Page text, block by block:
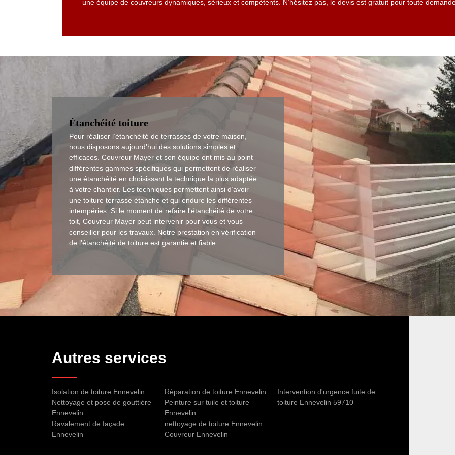
une équipe de couvreurs dynamiques, sérieux et compétents. N’hésitez pas, le devis est gratuit pour toute
Étanchéité toiture
Pour réaliser l’étanchéité de terrasses de votre maison,
nous disposons aujourd’hui des solutions simples et
efficaces. Couvreur Mayer et son équipe ont mis au point
différentes gammes spécifiques qui permettent de réaliser
une étanchéité en choisissant la technique la plus adaptée
à votre chantier. Les techniques permettent ainsi d’avoir
une toiture terrasse étanche et qui endure les différentes
intempéries. Si le moment de refaire l'étanchéité de votre
toit, Couvreur Mayer peut intervenir pour vous et vous
conseiller pour les travaux. Notre prestation en vérification
de l’étanchéité de toiture est garantie et fiable.
Autres services
Isolation de toiture Ennevelin
Nettoyage et pose de gouttière
Ennevelin
Ravalement de façade
Ennevelin
Réparation de toiture Ennevelin
Peinture sur tuile et toiture
Ennevelin
nettoyage de toiture Ennevelin
Couvreur Ennevelin
Intervention d'urgence fuite de
toiture Ennevelin 59710